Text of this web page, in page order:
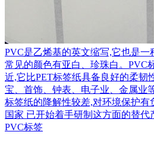
PVC是乙烯基的英文缩写,它也是一
常见的颜色有亚白、珍珠白。
近,它比PET标签纸具备良好的柔韧
宝、首饰、钟表、电子业、
标签纸的降解性较差,对环境保护有
国家 已开始着手研制这方面的替代产品
PVC标签